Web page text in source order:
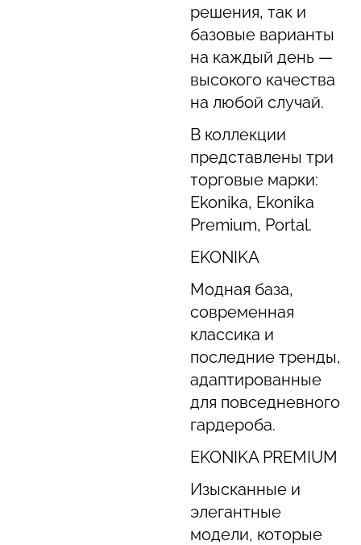
решения, так и
базовые варианты
на каждый день —
высокого качества
на любой случай.
В коллекции
представлены три
торговые марки:
Ekonika, Ekonika
Premium, Portal.
EKONIKA
Модная база,
современная
классика и
последние тренды,
адаптированные
для повседневного
гардероба.
EKONIKA PREMIUM
Изысканные и
элегантные
модели, которые